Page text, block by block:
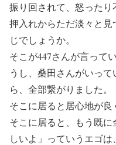
振り回されて、怒ったり
押入れからただ淡々と
じでしょうか。
そこが447さんが言って
うし、桑田さんがいっ
ら、全部繋がりました。
そこに居ると居心地が良
そこに居ると、もう既
しいよ」っていうエゴは